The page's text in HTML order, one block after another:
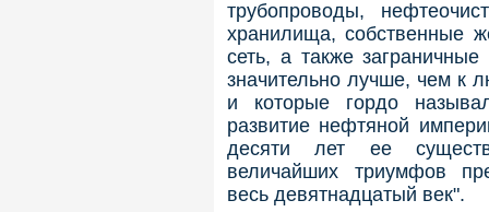
трубопроводы,
хранилища, собственные
сеть, а также
значительно лучше, чем к
и которые гордо
развитие нефтяной
десяти лет ее
величайших триумфов
весь девятнадцатый век".